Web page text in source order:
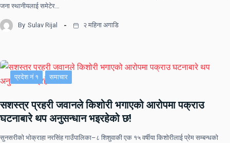
जना स्थानीयलाई समेटेर…
By Sulav Rijal २ महिना अगाडि
प्रदेश नं १ समाचार
सशस्त्र प्रहरी जवानले किशोरी भगाएको आरोपमा पक्राउ
घटनाबारे थप अनुसन्धान भइरहेको छ!
सुनसरीको भोक्राहा नरसिंह गाउँपालिका–८ शिशुवाकी एक १५ वर्षीया किशोरीलाई प्रेम सम्बन्धको